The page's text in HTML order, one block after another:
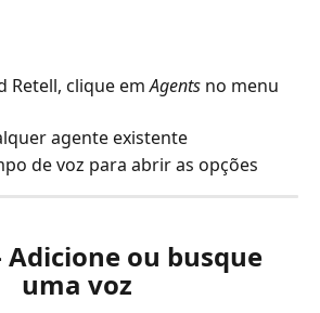
Retell, clique em Agents no menu
agente existente
de voz para abrir as opções
Adicione ou busque
uma voz